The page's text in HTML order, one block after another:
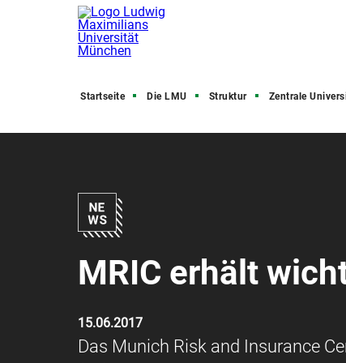
Startseite Die LMU Struktur Zentrale
MRIC erhält
15.06.2017
Das Munich Risk and Insurance